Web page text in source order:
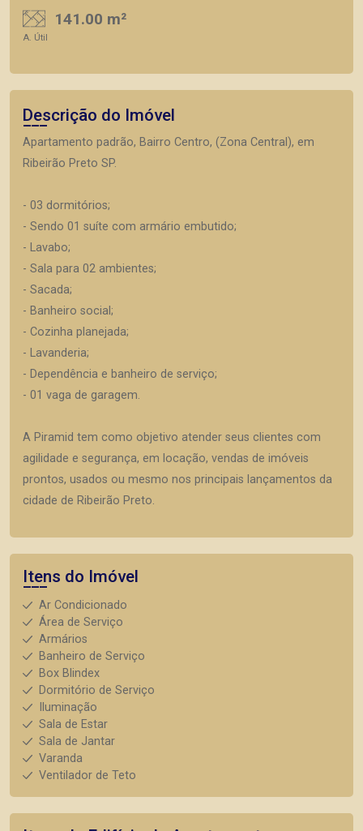
141.00 m²
A. Útil
Descrição do Imóvel
Apartamento padrão, Bairro Centro, (Zona Central), em
Ribeirão Preto SP.
- 03 dormitórios;
- Sendo 01 suíte com armário embutido;
- Lavabo;
- Sala para 02 ambientes;
- Sacada;
- Banheiro social;
- Cozinha planejada;
- Lavanderia;
- Dependência e banheiro de serviço;
- 01 vaga de garagem.
A Piramid tem como objetivo atender seus clientes com
agilidade e segurança, em locação, vendas de imóveis
prontos, usados ou mesmo nos principais lançamentos da
cidade de Ribeirão Preto.
Itens do Imóvel
Ar Condicionado
Área de Serviço
Armários
Banheiro de Serviço
Box Blindex
Dormitório de Serviço
Iluminação
Sala de Estar
Sala de Jantar
Varanda
Ventilador de Teto